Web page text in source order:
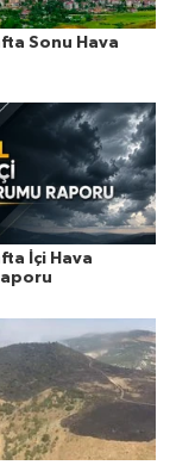
Sonu Hava
İçi Hava